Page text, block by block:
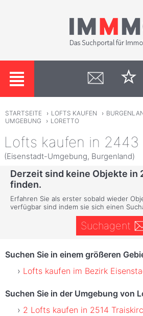
STARTSEITE › LOFTS KAUFEN ›
UMGEBUNG
› LORETTO
Lofts kaufen in
(Eisenstadt-Umgebung, Burgenland)
Derzeit sind keine Objekte in
finden.
Erfahren Sie als erster sobald wieder
verfügbar sind indem sie sich einen
Suchagent
Suchen Sie in einem größeren
Lofts kaufen im Bezirk
Suchen Sie in der Umgebung von
2 Lofts kaufen in 2514